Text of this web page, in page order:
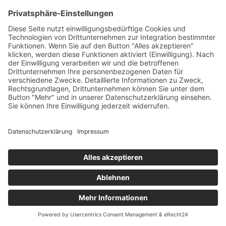
Copyright 2011 - 2025 Standortleitung: Dr. med. M. Atay | Alle Rechte
vorbehalten |Impressum|Datenschutz|Cookie-Einstellungen